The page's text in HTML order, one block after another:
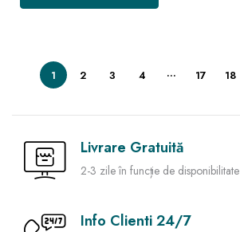
1 2 3 4 … 17 18
Livrare Gratuită
2-3 zile în funcție de disponibilitate
Info Clienti 24/7